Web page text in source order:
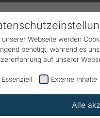
& Lösungen Service
unserer Webseite werden
benötigt, während es
auf unserer
Essenziell Externe Inhalte
Alle